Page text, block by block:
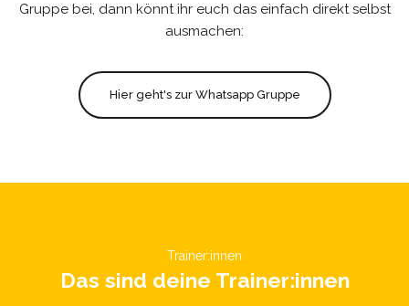
Gruppe bei, dann könnt ihr euch das einfach direkt selbst
ausmachen:
Hier geht's zur Whatsapp Gruppe
Trainer:innen
Das sind deine Trainer:innen